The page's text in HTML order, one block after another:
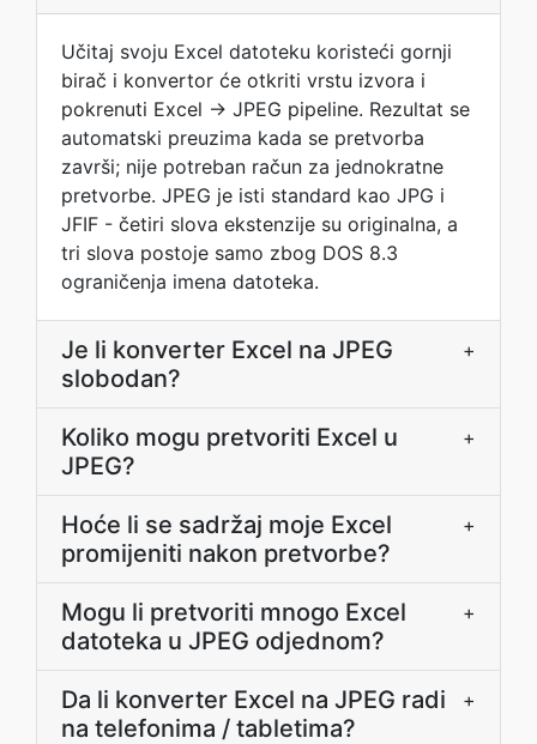
Učitaj svoju Excel datoteku koristeći gornji
birač i konvertor će otkriti vrstu izvora i
pokrenuti Excel → JPEG pipeline. Rezultat se
automatski preuzima kada se pretvorba
završi; nije potreban račun za jednokratne
pretvorbe. JPEG je isti standard kao JPG i
JFIF - četiri slova ekstenzije su originalna, a
tri slova postoje samo zbog DOS 8.3
ograničenja imena datoteka.
Je li konverter Excel na JPEG
slobodan?
+
Koliko mogu pretvoriti Excel u
JPEG?
+
Hoće li se sadržaj moje Excel
promijeniti nakon pretvorbe?
+
Mogu li pretvoriti mnogo Excel
datoteka u JPEG odjednom?
+
Da li konverter Excel na JPEG radi
na telefonima / tabletima?
+